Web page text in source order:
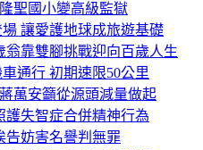
聖國小變高級監獄
讓愛護地球成旅遊基礎
翁靠雙腳挑戰迎向百歲人生
通行 初期速限50公里
萬安籲從源頭減量做起
護失智症合併精神行為
告妨害名譽判無罪